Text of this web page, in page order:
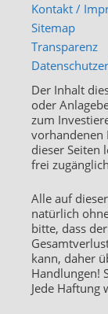
Kontakt /
Sitemap
Transparenz
Der Inhalt
oder
zum
vorhandenen
dieser Seiten
frei
Alle auf
natürlich
bitte, dass
kann, daher
Handlungen!
Jede Haftung